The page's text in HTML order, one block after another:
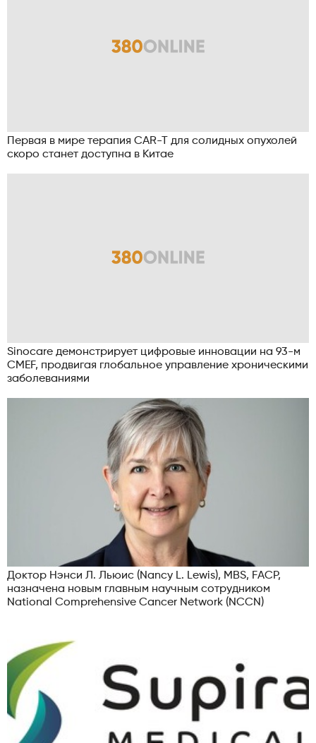
Первая в мире терапия CAR-T для солидных опухолей
скоро станет доступна в Китае
Sinocare демонстрирует цифровые инновации на 93-м
CMEF, продвигая глобальное управление хроническими
заболеваниями
Доктор Нэнси Л. Льюис (Nancy L. Lewis), MBS, FACP,
назначена новым главным научным сотрудником
National Comprehensive Cancer Network (NCCN)